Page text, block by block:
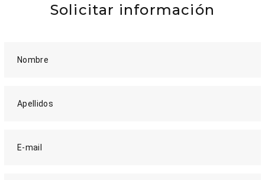
Solicitar información
Nombre
Apellidos
E-mail